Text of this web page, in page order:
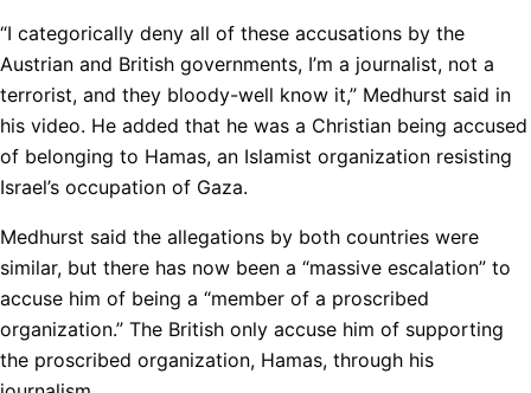
“I categorically deny all of these accusations by the
Austrian and British governments, I’m a journalist, not a
terrorist, and they bloody-well know it,” Medhurst said in
his video. He added that he was a Christian being accused
of belonging to Hamas, an Islamist organization resisting
Israel’s occupation of Gaza.
Medhurst said the allegations by both countries were
similar, but there has now been a “massive escalation” to
accuse him of being a “member of a proscribed
organization.” The British only accuse him of supporting
the proscribed organization, Hamas, through his